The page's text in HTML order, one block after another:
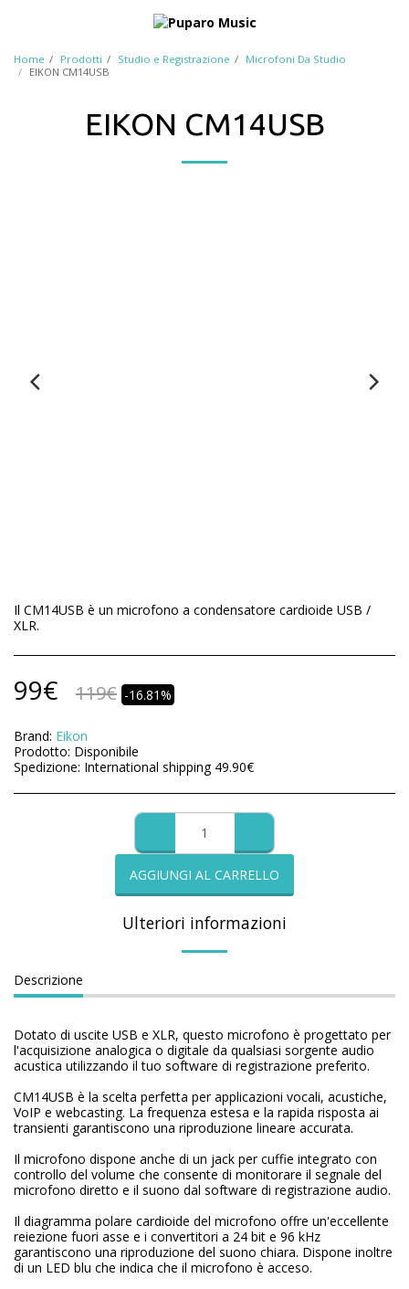
Home Prodotti Studio e Registrazione
Microfoni Da Studio
EIKON CM14USB
EIKON CM14USB
Il CM14USB è un microfono a condensatore cardioide USB /
XLR.
99€ 119€ -16.81%
Brand: Eikon
Prodotto: Disponibile
Spedizione: International shipping 49.90€
AGGIUNGI AL CARRELLO
Ulteriori informazioni
Descrizione
Dotato di uscite USB e XLR, questo microfono è progettato per
l'acquisizione analogica o digitale da qualsiasi sorgente audio
acustica utilizzando il tuo software di registrazione preferito.
CM14USB è la scelta perfetta per applicazioni vocali, acustiche,
VoIP e webcasting. La frequenza estesa e la rapida risposta ai
transienti garantiscono una riproduzione lineare accurata.
Il microfono dispone anche di un jack per cuffie integrato con
controllo del volume che consente di monitorare il segnale del
microfono diretto e il suono dal software di registrazione audio.
Il diagramma polare cardioide del microfono offre un'eccellente
reiezione fuori asse e i convertitori a 24 bit e 96 kHz
garantiscono una riproduzione del suono chiara. Dispone inoltre
di un LED blu che indica che il microfono è acceso.